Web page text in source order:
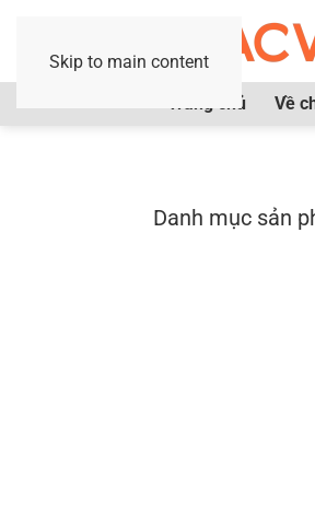
Skip to main content
Trang chủ Về
Danh mục sản